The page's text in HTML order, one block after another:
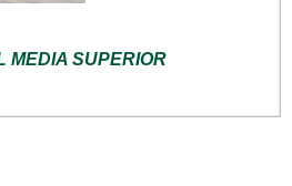
MEDIA SUPERIOR